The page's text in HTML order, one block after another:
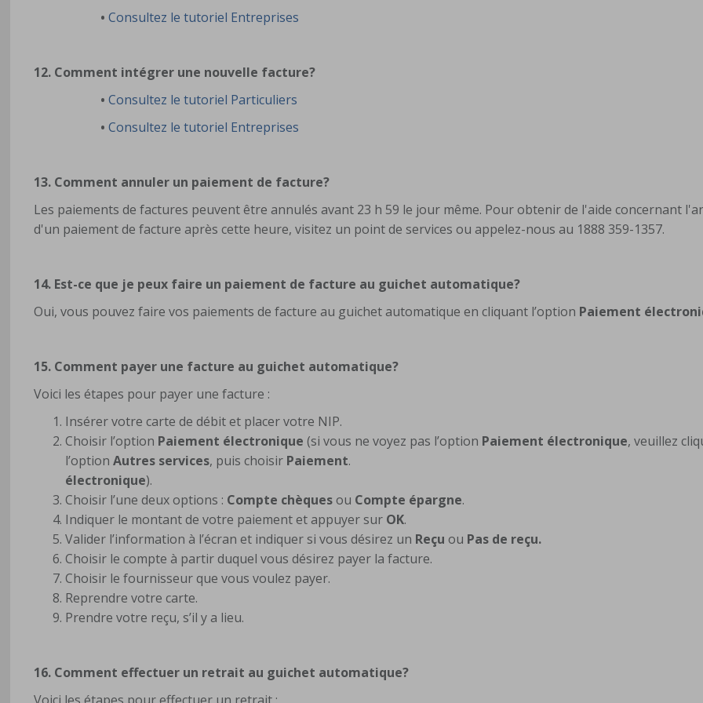
•Consultez le tutoriel Entreprises
12. Comment intégrer une nouvelle facture?
•Consultez le tutoriel Particuliers
•Consultez le tutoriel Entreprises
13. Comment annuler un paiement de facture?
Les paiements de factures peuvent être annulés avant 23 h 59 le jour même. Pour obtenir de l'aide concernant
d'un paiement de facture après cette heure, visitez un point de services ou appelez-nous au 1888 359-1357.
14. Est-ce que je peux faire un paiement de facture au guichet automatique?
Oui, vous pouvez faire vos paiements de facture au guichet automatique en cliquant l’option Paiement
15. Comment payer une facture au guichet automatique?
Voici les étapes pour payer une facture :
Insérer votre carte de débit et placer votre NIP.
Choisir l’option Paiement électronique (si vous ne voyez pas l’option Paiement électronique, veuillez
l’optionAutres services, puis choisir Paiement.
électronique).
Choisir l’une deux options : Compte chèquesou Compte épargne.
Indiquer le montant de votre paiement et appuyer sur OK.
Valider l’information à l’écran et indiquer si vous désirez un Reçuou Pas de reçu.
Choisir le compte à partir duquel vous désirez payer la facture.
Choisir le fournisseur que vous voulez payer.
Reprendre votre carte.
Prendre votre reçu, s’il y a lieu.
16. Comment effectuer un retrait au guichet automatique?